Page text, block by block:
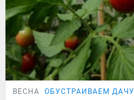
ВЕСНА ОБУСТРАИВАЕМ ДАЧУ